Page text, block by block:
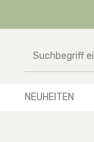
NEUHEITEN